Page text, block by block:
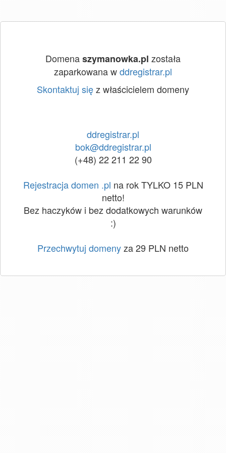
Domenaszymanowka.pl została
zaparkowana wddregistrar.pl
Skontaktuj sięz właścicielem domeny
ddregistrar.pl
bok@ddregistrar.pl
(+48) 22 211 22 90
Rejestracja domen .pl na rok TYLKO 15 PLN
netto!
Bez haczyków i bez dodatkowych warunków
:)
Przechwytuj domenyza 29 PLN netto